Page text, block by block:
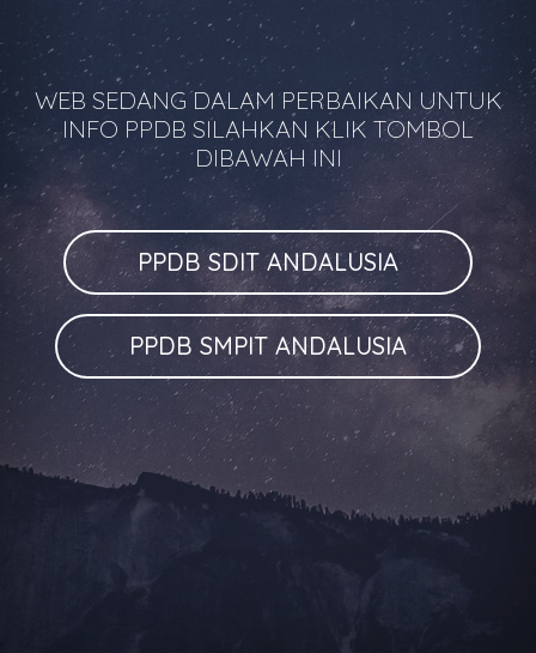
WEB SEDANG DALAM PERBAIKAN UNTUK
INFO PPDB SILAHKAN KLIK TOMBOL
DIBAWAH INI
PPDB SDIT ANDALUSIA
PPDB SMPIT ANDALUSIA